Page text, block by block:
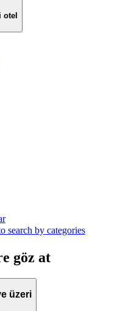
otel
search by categories
göz at
üzeri